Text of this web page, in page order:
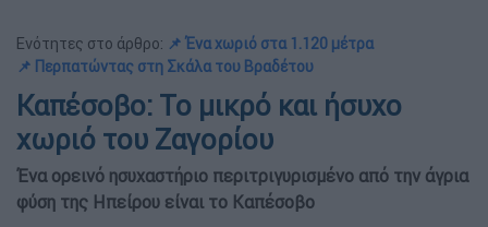
Ενότητες στο άρθρο: 📌 Ένα χωριό στα 1.120 μέτρα
📌 Περπατώντας στη Σκάλα του Βραδέτου
Καπέσοβο: Το μικρό και ήσυχο
χωριό του Ζαγορίου
Ένα ορεινό ησυχαστήριο περιτριγυρισμένο από την άγρια
φύση της Ηπείρου είναι το Καπέσοβο